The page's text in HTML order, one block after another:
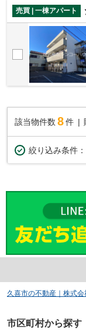
売買 | 一棟アパート
該当物件数 8件
絞り込み条件：
久喜市の不動産｜株式
市区町村から探す